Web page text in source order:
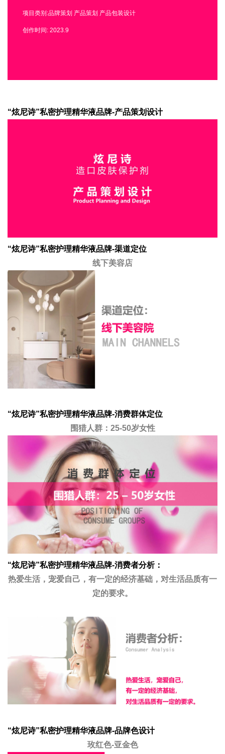
项目类别:品牌策划 产品策划 产品包装设计
创作时间: 2023.9
“炫尼诗”私密护理精华液品牌-产品策划设计
“炫尼诗”私密护理精华液品牌-渠道定位
线下美容店
“炫尼诗”私密护理精华液品牌-消费群体定位
围猎人群：25-50岁女性
“炫尼诗”私密护理精华液品牌-消费者分析：
热爱生活，宠爱自己，有一定的经济基础，对生活品质有一
定的要求。
“炫尼诗”私密护理精华液品牌-品牌色设计
玫红色-亚金色